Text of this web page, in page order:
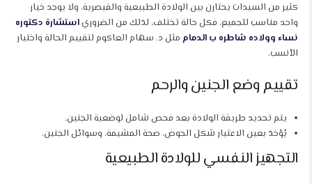
كثير من السيدات يحتارن بين الولادة الطبيعية والقيصرية، ولا يوجد خيار
واحد مناسب للجميع، فكل حالة تختلف، لذلك من الضرورياستشارة دكتوره
نساء وولاده شاطره ب الدمام مثل د. سهام العاكوم لتقييم الحالة واختيار
الأنسب.
تقييم وضع الجنين والرحم
يتم تحديد طريقة الولادة بعد فحص شامل لوضعية الجنين.
يُؤخذ بعين الاعتبار شكل الحوض، صحة المشيمة، وسوائل الجنين.
التجهيز النفسي للولادة الطبيعية